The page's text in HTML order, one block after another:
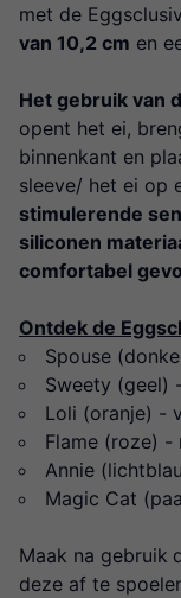
met de
van 10,2 cm en
Het gebruik van
opent het ei,
binnenkant en
sleeve/ het ei op
stimulerende
siliconen
comfortabel
Ontdek de
Spouse
Sweety (geel)
Loli (oranje) -
Flame (roze) -
Annie
Magic Cat
Maak na gebruik
deze af te